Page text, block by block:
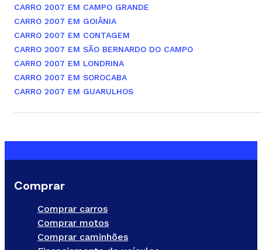
CARRO 2007 EM CAMPO GRANDE
CARRO 2007 EM GOIÂNIA
CARRO 2007 EM CONTAGEM
CARRO 2007 EM SÃO BERNARDO DO CAMPO
CARRO 2007 EM LONDRINA
CARRO 2007 EM SOROCABA
CARRO 2007 EM GUARULHOS
Comprar
Comprar carros
Comprar motos
Comprar caminhões